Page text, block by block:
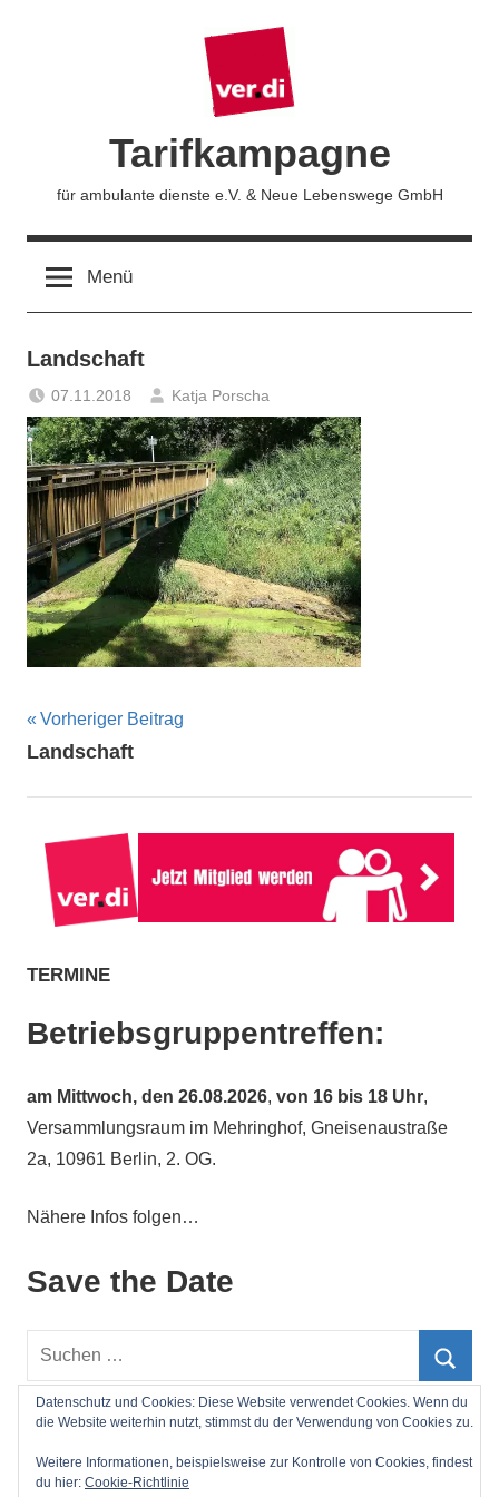
Tarifkampagne
für ambulante dienste e.V. & Neue Lebenswege GmbH
Menü
Landschaft
07.11.2018 Katja Porscha
Beitragsnavigation
Vorheriger Beitrag
Landschaft
TERMINE
Betriebsgruppentreffen:
am Mittwoch, den 26.08.2026, von 16 bis 18 Uhr,
Versammlungsraum im Mehringhof, Gneisenaustraße
2a, 10961 Berlin, 2. OG.
Nähere Infos folgen…
Save the Date
Suchen
Impressum
Datenschutz und Cookies: Diese Website verwendet Cookies. Wenn du
die Website weiterhin nutzt, stimmst du der Verwendung von Cookies zu.
Weitere Informationen, beispielsweise zur Kontrolle von Cookies, findest
du hier: Cookie-Richtlinie